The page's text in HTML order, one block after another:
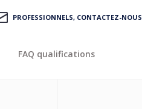
PROFESSIONNELS, CONTACTEZ-NOUS
FAQ qualifications